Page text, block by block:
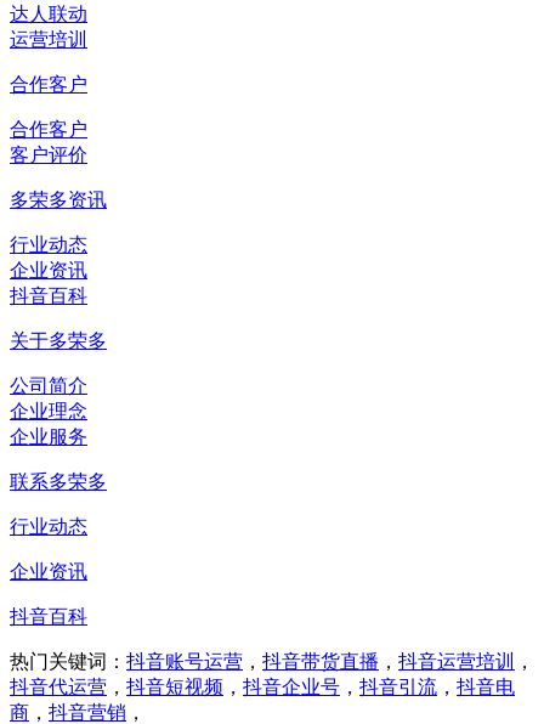
达人联动
运营培训
合作客户
合作客户
客户评价
多荣多资讯
行业动态
企业资讯
抖音百科
关于多荣多
公司简介
企业理念
企业服务
联系多荣多
行业动态
企业资讯
抖音百科
热门关键词： 抖音账号运营 ， 抖音带货直播 ， 抖音运营培训
，
抖音代运营 ， 抖音短视频 ， 抖音企业号 ， 抖音引流 ， 抖音电
商 ， 抖音营销 ，